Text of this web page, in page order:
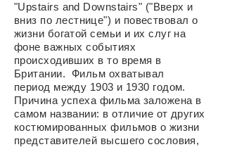
"Upstairs and Downstairs" ("Вверх и
вниз по лестнице") и повествовал о
жизни богатой семьи и их слуг на
фоне важных событиях
происходивших в то время в
Британии. Фильм охватывал
период между 1903 и 1930 годом.
Причина успеха фильма заложена в
самом названии: в отличие от других
костюмированных фильмов о жизни
представителей высшего сословия,